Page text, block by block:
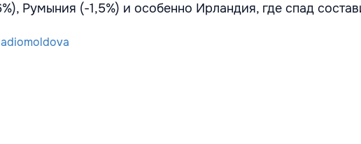
Румыния (-1,5%) и особенно Ирландия, где спад